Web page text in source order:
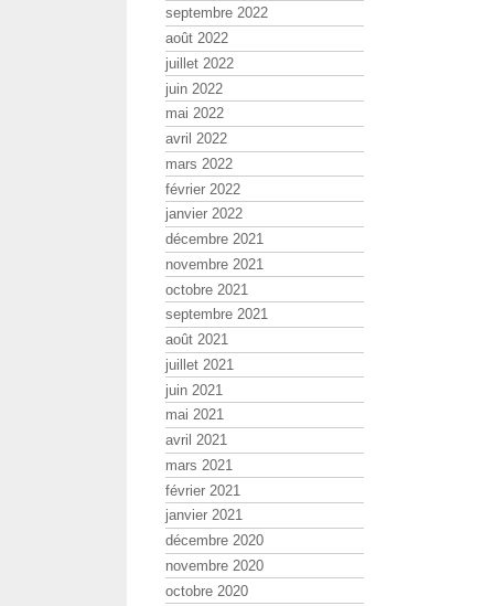
septembre 2022
août 2022
juillet 2022
juin 2022
mai 2022
avril 2022
mars 2022
février 2022
janvier 2022
décembre 2021
novembre 2021
octobre 2021
septembre 2021
août 2021
juillet 2021
juin 2021
mai 2021
avril 2021
mars 2021
février 2021
janvier 2021
décembre 2020
novembre 2020
octobre 2020